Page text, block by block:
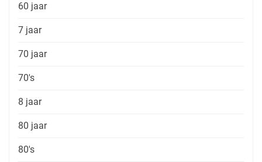
60 jaar
7 jaar
70 jaar
70's
8 jaar
80 jaar
80's